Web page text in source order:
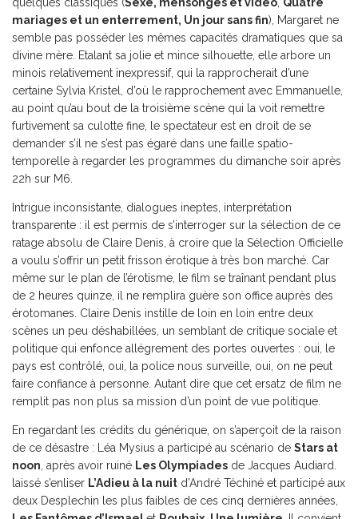
quelques classiques (Sexe, mensonges et vidéo, Quatre
mariages et un enterrement, Un jour sans fin), Margaret ne
semble pas posséder les mêmes capacités dramatiques que sa
divine mère. Etalant sa jolie et mince silhouette, elle arbore un
minois relativement inexpressif, qui la rapprocherait d’une
certaine Sylvia Kristel, d’où le rapprochement avec Emmanuelle,
au point qu’au bout de la troisième scène qui la voit remettre
furtivement sa culotte fine, le spectateur est en droit de se
demander s’il ne s’est pas égaré dans une faille spatio-
temporelle à regarder les programmes du dimanche soir après
22h sur M6.
Intrigue inconsistante, dialogues ineptes, interprétation
transparente : il est permis de s’interroger sur la sélection de ce
ratage absolu de Claire Denis, à croire que la Sélection Officielle
a voulu s’offrir un petit frisson érotique à très bon marché. Car
même sur le plan de l’érotisme, le film se traînant pendant plus
de 2 heures quinze, il ne remplira guère son office auprès des
érotomanes. Claire Denis instille de loin en loin entre deux
scènes un peu déshabillées, un semblant de critique sociale et
politique qui enfonce allégrement des portes ouvertes : oui, le
pays est contrôlé, oui, la police nous surveille, oui, on ne peut
faire confiance à personne. Autant dire que cet ersatz de film ne
remplit pas non plus sa mission d’un point de vue politique.
En regardant les crédits du générique, on s’aperçoit de la raison
de ce désastre : Léa Mysius a participé au scénario de Stars at
noon, après avoir ruiné Les Olympiades de Jacques Audiard.
laissé s’enliser L’Adieu à la nuit d’André Téchiné et participé aux
deux Desplechin les plus faibles de ces cinq dernières années,